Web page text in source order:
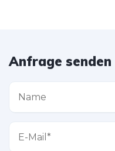
Anfrage senden